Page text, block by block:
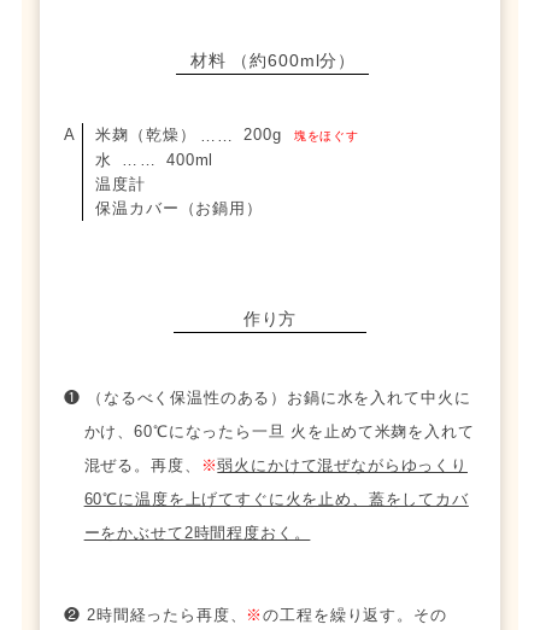
材料 （約600ml分）
米麹（乾燥） 200g 塊をほぐす
水 ……
400ml
温度計
保温カバー（お鍋用）
作り方
❶ （なるべく保温性のある）お鍋に水を入れて中火に
かけ、60℃になったら一旦 火を止めて米麹を入れて
混ぜる。再度、
※弱火にかけて混ぜながらゆっくり
60℃に温度を上げてすぐに火を止め、蓋をしてカバ
ーをかぶせて2時間程度おく。
❷ 2時間経ったら再度、 ※の工程を繰り返す。その